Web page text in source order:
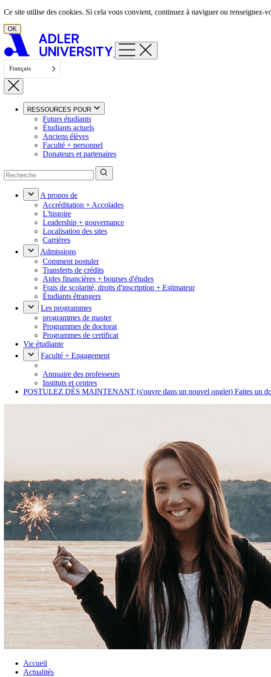
Aller au contenu
Ce site utilise des cookies. Si cela vous convient, continuez à naviguer ou renseignez-
OK
Français
RESSOURCES POUR
Futurs étudiants
Étudiants actuels
Anciens élèves
Faculté + personnel
Donateurs et partenaires
A propos de
Accréditation + Accolades
L'histoire
Leadership + gouvernance
Localisation des sites
Carrières
Admissions
Comment postuler
Transferts de crédits
Aides financières + bourses d'études
Frais de scolarité, droits d'inscription + Estimateur
Étudiants étrangers
Les programmes
programmes de master
Programmes de doctorat
Programmes de certificat
Vie étudiante
Faculté + Engagement
Annuaire des professeurs
Instituts et centres
POSTULEZ DÈS MAINTENANT (s'ouvre dans un nouvel onglet) Faites un
Accueil
Actualités